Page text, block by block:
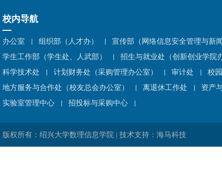
校内导航
办公室 组织部（人才办）
宣传部（网络信息安全管理与新
学生工作部（学生处、人武部）
招生与就业处（创新创业学院
科学技术处
计划财务处（采购管理办公室） 审计处
校
地方服务与合作处（校友总会办公室）
离退休工作处
资产
实验室管理中心
招投标与采购中心
版权所有：绍兴大学数理信息学院 | 技术支持：海马科技